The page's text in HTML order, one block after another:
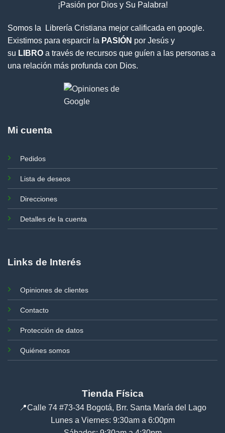
¡Pasión por Dios y Su Palabra!
Somos la Librería Cristiana mejor calificada en google.
Existimos para esparcir la PASIÓN por Jesús y
su LIBRO a través de recursos que guíen a las personas a
una relación más profunda con Dios.
Mi cuenta
Pedidos
Lista de deseos
Direcciones
Detalles de la cuenta
Links de Interés
Opiniones de clientes
Contacto
Protección de datos
Quiénes somos
Tienda Física
📍Calle 74 #73-34 Bogotá, Brr. Santa María del Lago
Lunes a Viernes: 9:30am a 6:00pm